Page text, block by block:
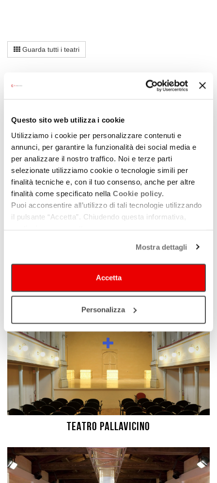
Questo sito web utilizza i cookie
Utilizziamo i cookie per personalizzare contenuti e
annunci, per garantire la funzionalità dei social media e
per analizzare il nostro traffico. Noi e terze parti
selezionate utilizziamo cookie o tecnologie simili per
finalità tecniche e, con il tuo consenso, anche per altre
finalità come specificato nella Cookie policy.
Puoi acconsentire all’utilizzo di tali tecnologie utilizzando
il pulsante “Accetta”. Chiudendo questa informativa,
Mostra dettagli
Accetta
Personalizza
Guarda tutti i teatri
TCBO - TEATRO COMUNALE di BOLOGNA
TEATRO PALLAVICINO